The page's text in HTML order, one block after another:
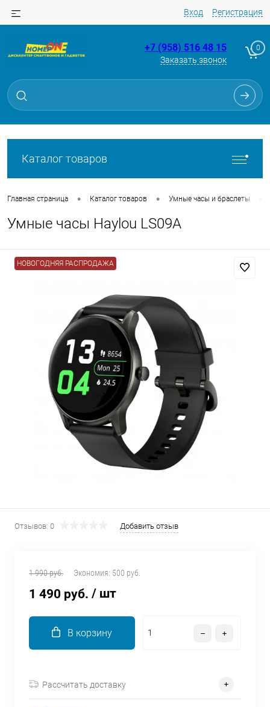
Вход Регистрация
+7 (958) 516 48 15
Заказать звонок
0
Каталог товаров
Главная страница • Каталог товаров • Умные часы и браслеты
Умные часы Haylou LS09A
НОВОГОДНЯЯ РАСПРОДАЖА
Отзывов: 0 Добавить отзыв
1 990 руб. Экономия: 500 руб.
1 490 руб. / шт
В корзину
Рассчитать доставку
Для клиентов всех банков
Разбейте
без переплат
Сегодня
в корзину
Оплачивайте сегодня только
25% картой любого банка
Получайте товар
выбранный способом
Оставшиеся
% будут
списыватьсяс вашей карты
Остались вопросы?
8 800 302-02-51
plait.ru